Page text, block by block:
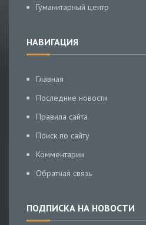
Гуманитарный центр
НАВИГАЦИЯ
Главная
Последние новости
Правила сайта
Поиск по сайту
Комментарии
Обратная связь
ПОДПИСКА НА НОВОСТИ